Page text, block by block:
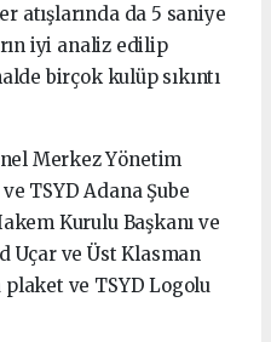
atışlarında da 5 saniye
iyi analiz edilip
birçok kulüp sıkıntı
Merkez Yönetim
TSYD Adana Şube
Kurulu Başkanı ve
Uçar ve Üst Klasman
plaket ve TSYD Logolu